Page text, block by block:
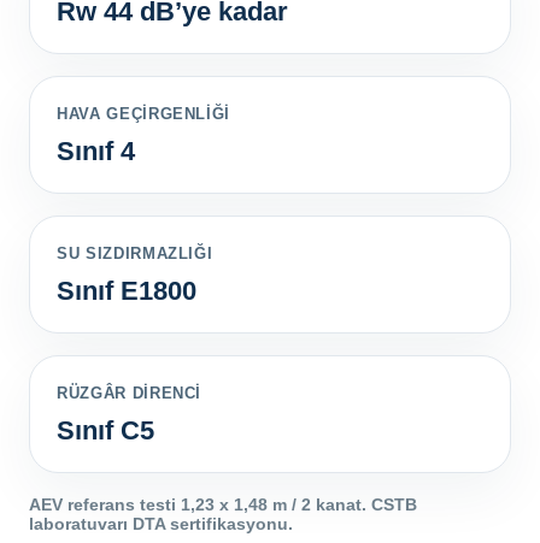
Rw 44 dB’ye kadar
HAVA GEÇIRGENLIĞI
Sınıf 4
SU SIZDIRMAZLIĞI
Sınıf E1800
RÜZGÂR DIRENCI
Sınıf C5
AEV referans testi 1,23 x 1,48 m / 2 kanat. CSTB
laboratuvarı DTA sertifikasyonu.